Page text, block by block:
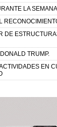
LA
TRUMP.
EN